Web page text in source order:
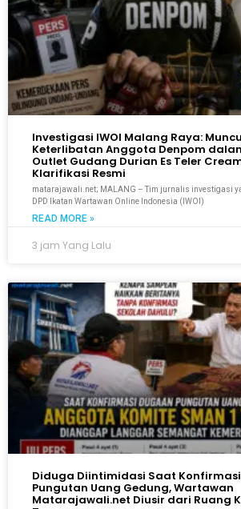
Investigasi IWOI Malang Raya:
Keterlibatan Anggota Denpom
Outlet Gudang Durian Es Teler
Klarifikasi Resmi
matarajawali.net; MALANG – Tim jurnalis investigasi
DPD Ikatan Wartawan Online Indonesia (IWOI)
READ MORE »
3 jam Yang Lalu
Diduga Diintimidasi Saat
Pungutan Uang Gedung, Wartawan
Matarajawali.net Diusir dari Ruang